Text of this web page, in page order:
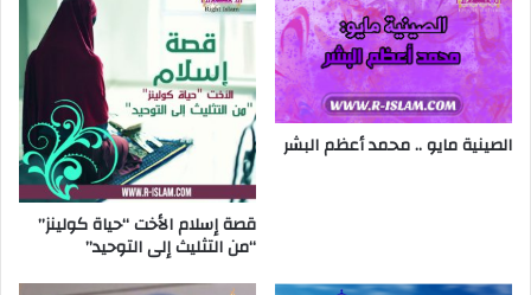
الصينية مايو .. محمد أعظم البشر
قصة إسلام الأخت “حياة كولينز”
“من التثليث إلى التوحيد”